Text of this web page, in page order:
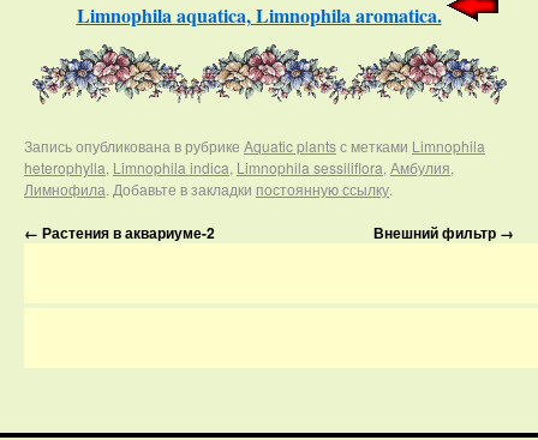
Limnophila aquatica, Limnophila aromatica.
Запись опубликована в рубрике Aquatic plantsс метками Limnophila
heterophylla, Limnophila indica, Limnophila sessiliflora, Амбулия,
Лимнофила. Добавьте в закладки постоянную ссылку.
← Растения в аквариуме-2 Внешний фильтр →